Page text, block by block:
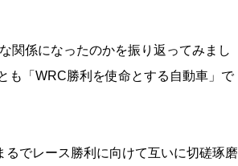
関係になったのかを振り返ってみまし
も「WRC勝利を使命とする自動車」で
でレース勝利に向けて互いに切磋琢磨